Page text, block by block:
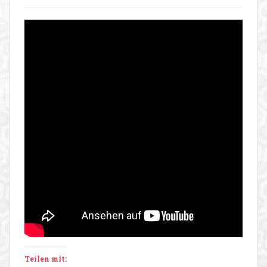
Teilen mit: